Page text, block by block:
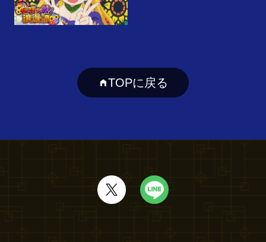
TOPに戻る